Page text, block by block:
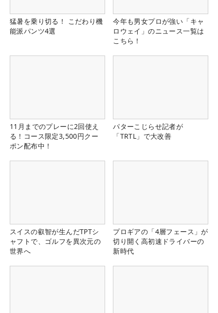
猛暑を乗り切る！ こだわり機
能派パンツ4選
今年も男女プロが強い「キャ
ロウェイ」のニュース一覧は
こちら！
11月までのプレーに2回使え
る！コース限定3,500円クー
ポン配布中！
パターこじらせ記者が
「TRTL」で大改善
スイスの叡智が生んだTPTシ
ャフトで、ゴルフを異次元の
世界へ
プロギアの「4層フェース」が
切り開く高初速ドライバーの
新時代